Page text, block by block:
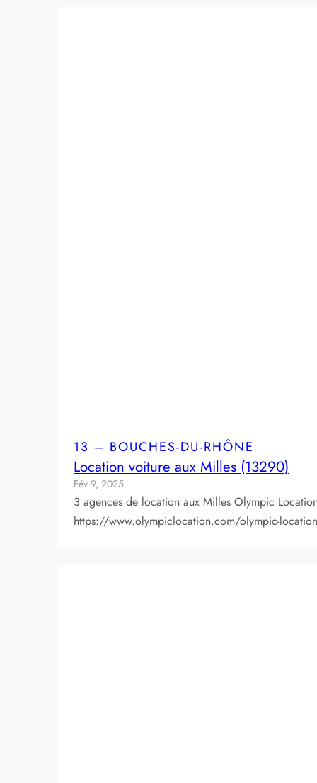
13 – BOUCHES-DU-RHÔNE
Location voiture aux Milles (13290)
Fév 9, 2025
3 agences de location aux Milles Olympic
https://www.olympiclocation.com/olympic-